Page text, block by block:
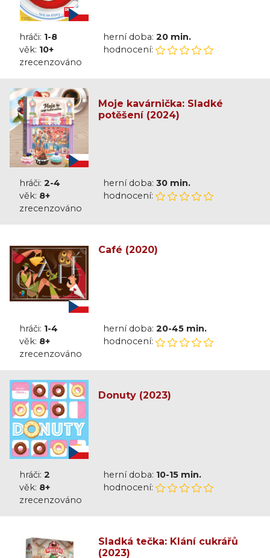
hráči: 1-8 herní doba: 20 min.
věk: 10+
hodnocení:
zrecenzováno
Moje kavárnička: Sladké
potěšení (2024)
hráči: 2-4 herní doba: 30 min.
věk: 8+
hodnocení:
zrecenzováno
Café (2020)
hráči: 1-4 herní doba: 20-45 min.
věk: 8+
hodnocení:
zrecenzováno
Donuty (2023)
hráči: 2 herní doba: 10-15 min.
věk: 8+
hodnocení:
zrecenzováno
Sladká tečka: Klání cukrářů
(2023)